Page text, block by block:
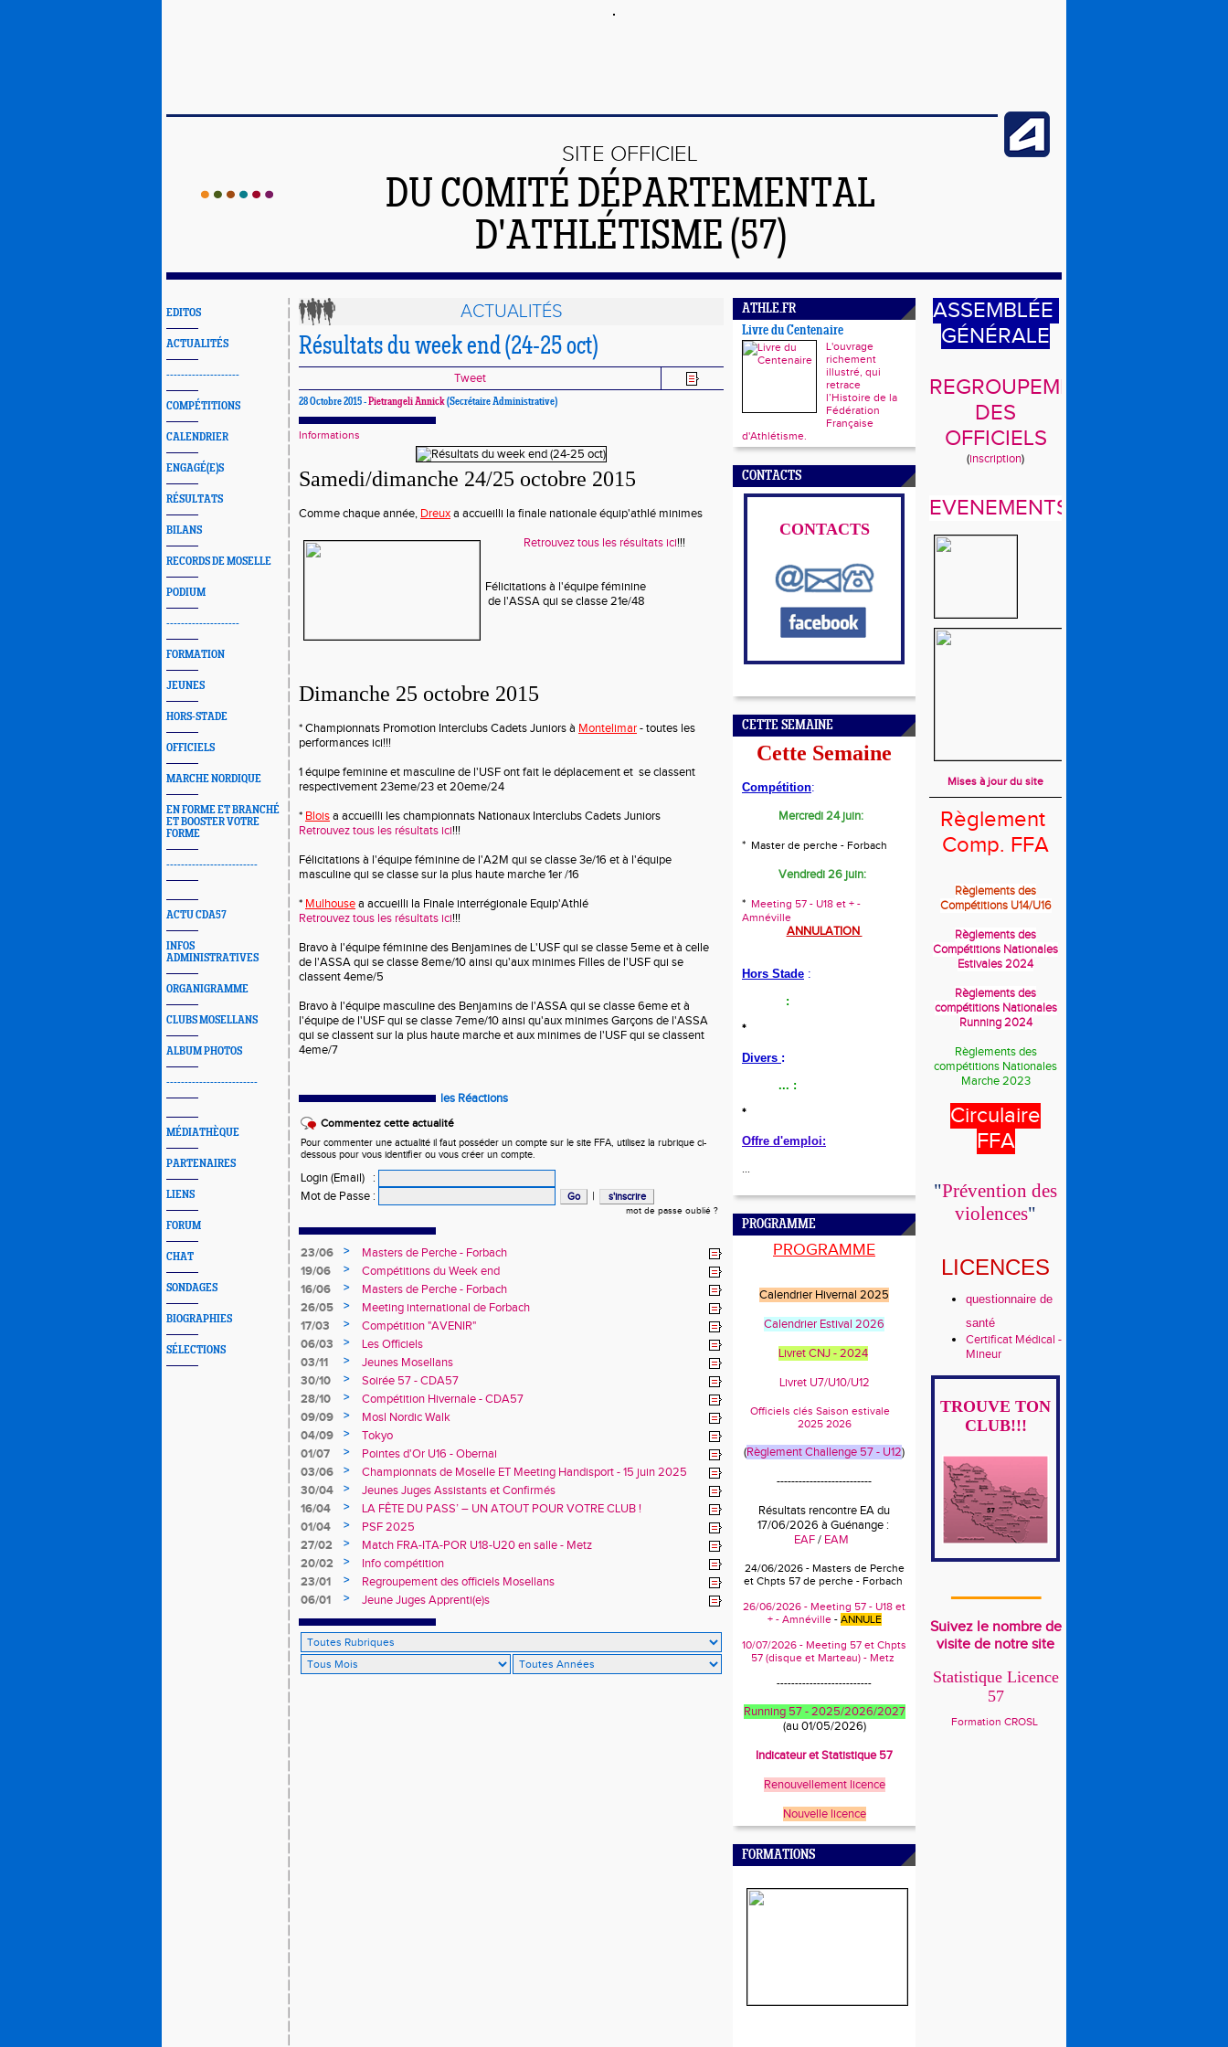
SITE OFFICIEL
DU COMITÉ DÉPARTEMENTAL
D'ATHLÉTISME (57)
EDITOS
ACTUALITÉS
--------------------
COMPÉTITIONS
CALENDRIER
ENGAGÉ(E)S
RÉSULTATS
BILANS
RECORDS DE MOSELLE
PODIUM
--------------------
FORMATION
JEUNES
HORS-STADE
OFFICIELS
MARCHE NORDIQUE
EN FORME ET BRANCHÉ
ET BOOSTER VOTRE
FORME
-------------------------
ACTU CDA57
INFOS
ADMINISTRATIVES
ORGANIGRAMME
CLUBS MOSELLANS
ALBUM PHOTOS
-------------------------
MÉDIATHÈQUE
PARTENAIRES
LIENS
FORUM
CHAT
SONDAGES
BIOGRAPHIES
SÉLECTIONS
ACTUALITÉS
Résultats du week end (24-25 oct)
Tweet
28 Octobre 2015 -Pietrangeli Annick(Secrétaire Administrative)
Informations
Samedi/dimanche 24/25 octobre 2015
Comme chaque année, Dreuxa accueilli la finale nationale équip'athlé minimes
Retrouvez tous les résultats ici!!!
Félicitations à l'équipe féminine
de l'ASSA qui se classe 21e/48
Dimanche 25 octobre 2015
* Championnats Promotion Interclubs Cadets Juniors à Montelimar-toutes les
performances ici!!!
1 équipe feminine et masculine de l'USF ont fait le déplacement et se classent
respectivement 23eme/23 et 20eme/24
* Bloisa accueilli les championnats Nationaux Interclubs Cadets Juniors
Retrouvez tous les résultats ici!!!
Félicitations à l'équipe féminine de l'A2M qui se classe 3e/16 et à l'équipe
masculine qui se classe sur la plus haute marche 1er /16
* Mulhousea accueilli la Finale interrégionale Equip'Athlé
Retrouvez tous les résultats ici!!!
Bravo à l'équipe féminine des Benjamines de L'USF qui se classe 5eme et à celle
de l'ASSA qui se classe 8eme/10 ainsi qu'aux minimes Filles de l'USF qui se
classent 4eme/5
Bravo à l'équipe masculine des Benjamins de l'ASSA qui se classe 6eme et à
l'équipe de l'USF qui se classe 7eme/10 ainsi qu'aux minimes Garçons de l'ASSA
qui se classent sur la plus haute marche et aux minimes de l'USF qui se classent
4eme/7
les Réactions
Commentez cette actualité
Pour commenter une actualité il faut posséder un compte sur le site FFA, utilisez la rubrique ci-
dessous pour vous identifier ou vous créer un compte.
Login (Email)
:
Mot de Passe : |
mot de passe oublié ?
23/06 >
Masters de Perche - Forbach
19/06
>
Compétitions du Week end
16/06
>
Masters de Perche - Forbach
26/05
>
Meeting international de Forbach
17/03
>
Compétition "AVENIR"
06/03
>
Les Officiels
03/11
>
Jeunes Mosellans
30/10
>
Soirée 57 - CDA57
28/10
>
Compétition Hivernale - CDA57
09/09
>
Mosl Nordic Walk
04/09
>
Tokyo
01/07
>
Pointes d'Or U16 - Obernai
03/06
>
Championnats de Moselle ET Meeting Handisport - 15 juin 2025
30/04
>
Jeunes Juges Assistants et Confirmés
16/04
>
LA FÊTE DU PASS’ – UN ATOUT POUR VOTRE CLUB !
01/04
>
PSF 2025
27/02
>
Match FRA-ITA-POR U18-U20 en salle - Metz
20/02
>
Info compétition
23/01
>
Regroupement des officiels Mosellans
06/01
> Jeune Juges Apprenti(e)s
ATHLE.FR
Livre du Centenaire
L'ouvrage
richement
illustré, qui
retrace
l’Histoire de la
Fédération
Française
d'Athlétisme.
CONTACTS
CONTACTS
CETTE SEMAINE
Cette Semaine
Compétition:
Mercredi 24 juin:
* Master de perche - Forbach
Vendredi 26 juin:
* Meeting 57 - U18 et + -
Amnéville
ANNULATION
Hors Stade :
:
*
Divers :
... :
*
Offre d'emploi:
...
PROGRAMME
PROGRAMME
Calendrier Hivernal 2025
Calendrier Estival 2026
Livret CNJ - 2024
Livret U7/U10/U12
Officiels clés Saison estivale
2025 2026
(Règlement Challenge 57 - U12)
--------------------------
Résultats rencontre EA du
17/06/2026 à Guénange :
EAF/ EAM
24/06/2026 - Masters de Perche
et Chpts 57 de perche - Forbach
26/06/2026 - Meeting 57 - U18 et
+ - Amnéville- ANNULE
10/07/2026 - Meeting 57 et Chpts
57 (disque et Marteau) - Metz
--------------------------
Running 57 - 2025/2026/2027
(au 01/05/2026)
Indicateur et Statistique 57
Renouvellement licence
Nouvelle licence
FORMATIONS
ASSEMBLÉE
GÉNÉRALE
REGROUPEMENT
DES
OFFICIELS
(inscription)
EVENEMENTS
Mises à jour du site
Règlement
Comp. FFA
Règlements des
Compétitions U14/U16
Règlements des
Compétitions Nationales
Estivales 2024
Règlements des
compétitions Nationales
Running 2024
Règlements des
compétitions Nationales
Marche 2023
Circulaire
FFA
"Prévention des
violences"
LICENCES
questionnaire de
santé
Certificat Médical -
Mineur
TROUVE TON
CLUB!!!
_______
Suivez le nombre de
visite de notre site
Statistique Licence
57
Formation CROSL